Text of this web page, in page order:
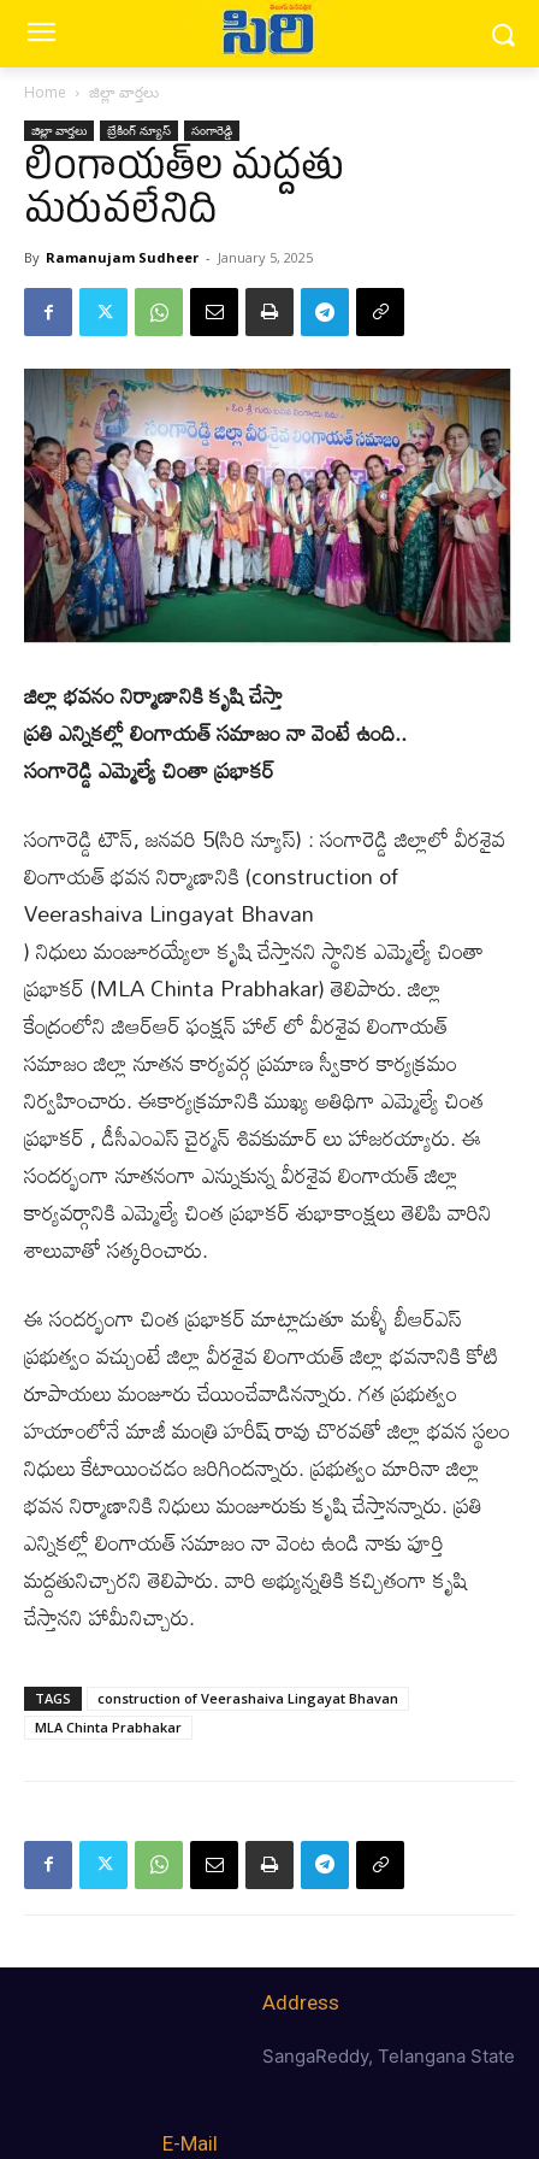
Home జిల్లా వార్త‌లు
జిల్లా వార్త‌లు బ్రేకింగ్ న్యూస్‌ సంగారెడ్డి
లింగాయ‌త్‌ల మ‌ద్ద‌తు
మ‌రువ‌లేనిది
By Ramanujam Sudheer - January 5, 2025
జిల్లా భవ‌నం నిర్మాణానికి కృషి చేస్తా
ప్రతి ఎన్నికల్లో లింగాయత్ సమాజం నా వెంటే ఉంది..
సంగారెడ్డి ఎమ్మెల్యే చింతా ప్ర‌భాక‌ర్‌
సంగారెడ్డి టౌన్‌, జనవరి 5(సిరి న్యూస్) : సంగారెడ్డి జిల్లాలో వీర‌శైవ
లింగాయత్ భ‌వ‌న నిర్మాణానికి (construction of
Veerashaiva Lingayat Bhavan
) నిధులు మంజూర‌య్యేలా కృషి చేస్తాన‌ని స్థానిక ఎమ్మెల్యే చింతా
ప్ర‌భాక‌ర్ (MLA Chinta Prabhakar) తెలిపారు. జిల్లా
కేంద్రంలోని జిఆర్ఆర్ ఫంక్షన్ హాల్ లో వీరశైవ లింగాయత్
సమాజం జిల్లా నూతన కార్యవర్గ ప్రమాణ స్వీకార కార్య‌క్ర‌మం
నిర్వహించారు. ఈకార్యక్రమానికి ముఖ్య అతిథిగా ఎమ్మెల్యే చింత
ప్రభాకర్ , డీసీఎంఎస్ చైర్మన్ శివకుమార్ లు హాజరయ్యారు. ఈ
సందర్భంగా నూతనంగా ఎన్నుకున్న వీరశైవ లింగాయత్ జిల్లా
కార్యవర్గానికి ఎమ్మెల్యే చింత ప్రభాకర్ శుభాకాంక్షలు తెలిపి వారిని
శాలువాతో సత్కరించారు.
ఈ సంద‌ర్భంగా చింత ప్రభాకర్ మాట్లాడుతూ మళ్ళీ బీఆర్ఎస్
ప్రభుత్వం వచ్చుంటే జిల్లా వీరశైవ లింగాయ‌త్‌ జిల్లా భవనానికి కోటి
రూపాయలు మంజూరు చేయించేవాడిన‌న్నారు. గత ప్రభుత్వం
హ‌యాంలోనే మాజీ మంత్రి హరీష్ రావు చొరవతో జిల్లా భ‌వ‌న‌ స్థలం
నిధులు కేటాయించడం జరిగిందన్నారు. ప్రభుత్వం మారినా జిల్లా
భ‌వన నిర్మాణానికి నిధులు మంజూరుకు కృషి చేస్తాన‌న్నారు. ప్రతి
ఎన్నికల్లో లింగాయత్ సమాజం నా వెంట ఉండి నాకు పూర్తి
మద్దతునిచ్చార‌ని తెలిపారు. వారి అభ్యున్న‌తికి క‌చ్చితంగా కృషి
చేస్తాన‌ని హామీనిచ్చారు.
TAGS
construction of Veerashaiva Lingayat Bhavan
MLA Chinta Prabhakar
Address
SangaReddy, Telangana State
E-Mail